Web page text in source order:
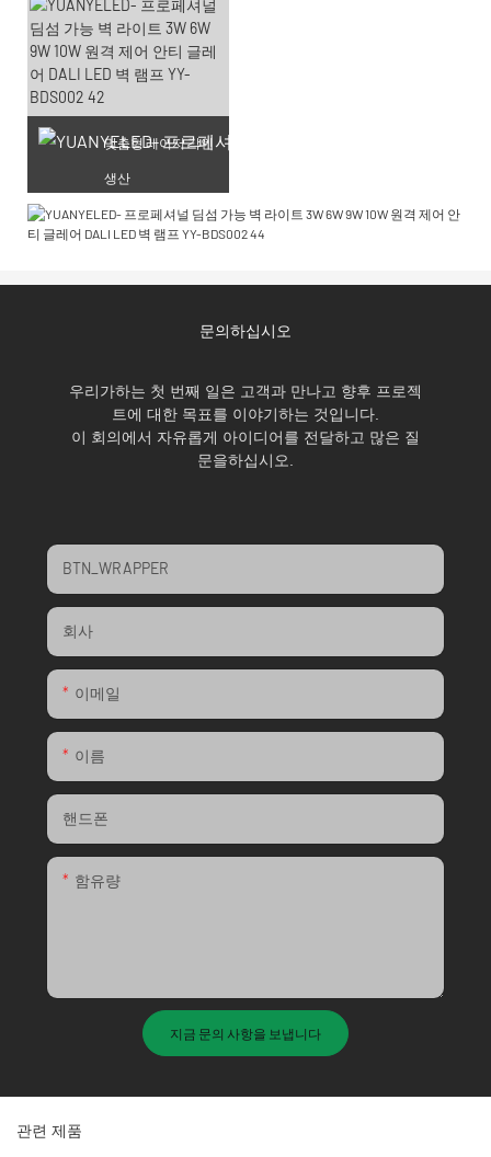
맞춤형 레이저 각인
생산
문의하십시오
우리가하는 첫 번째 일은 고객과 만나고 향후 프로젝
트에 대한 목표를 이야기하는 것입니다.
이 회의에서 자유롭게 아이디어를 전달하고 많은 질
문을하십시오.
BTN_WRAPPER
회사
이메일
이름
핸드폰
함유량
지금 문의 사항을 보냅니다
관련 제품